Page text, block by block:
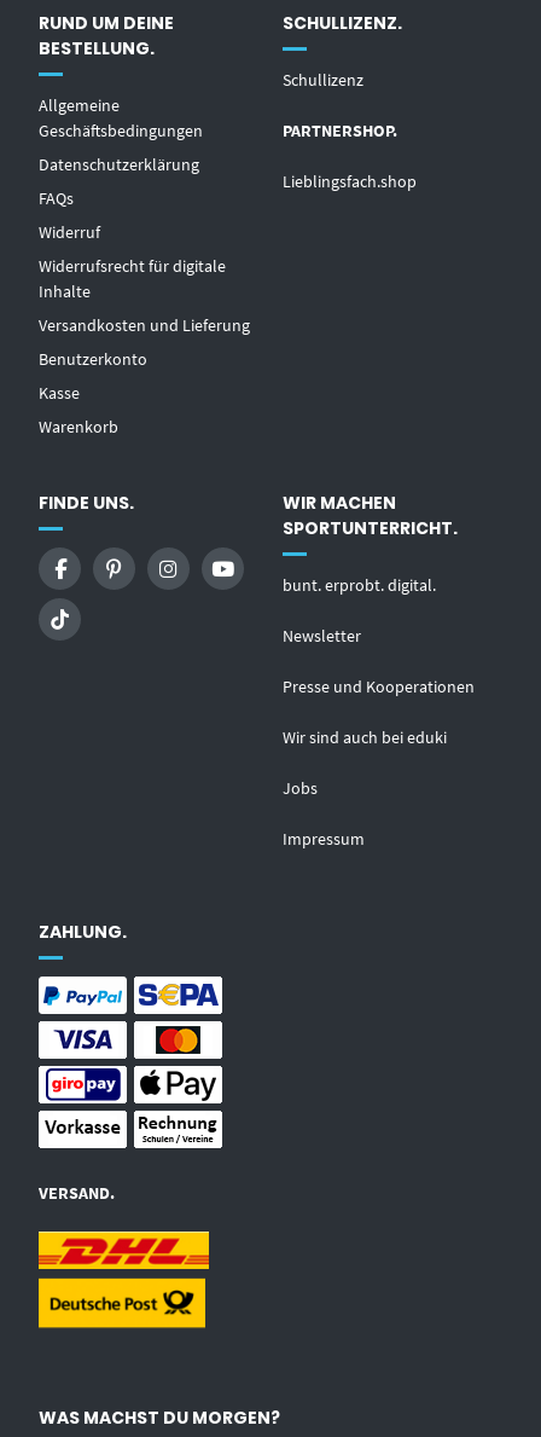
RUND UM DEINE
BESTELLUNG.
Allgemeine
Geschäftsbedingungen
Datenschutzerklärung
FAQs
Widerruf
Widerrufsrecht für digitale
Inhalte
Versandkosten und Lieferung
Benutzerkonto
Kasse
Warenkorb
SCHULLIZENZ.
Schullizenz
PARTNERSHOP.
Lieblingsfach.shop
FINDE UNS.
WIR MACHEN
SPORTUNTERRICHT.
bunt. erprobt. digital.
Newsletter
Presse und Kooperationen
Wir sind auch bei eduki
Jobs
Impressum
ZAHLUNG.
VERSAND.
WAS MACHST DU MORGEN?